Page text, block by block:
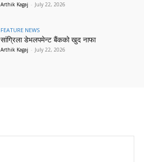
Arthik Kagaj - July 22, 2026
FEATURE NEWS
सांग्रिला डेभलपमेन्ट बैंकको खुद नाफा
Arthik Kagaj - July 22, 2026